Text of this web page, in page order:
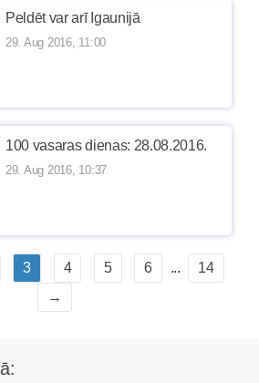
Peldēt var arī Igaunijā
29. Aug 2016, 11:00
100 vasaras dienas: 28.08.2016.
29. Aug 2016, 10:37
3 4 5 6 ...
14
→